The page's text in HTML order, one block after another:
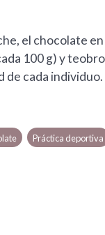
el chocolate
100 g) y
de cada individuo.
Práctica deportiva